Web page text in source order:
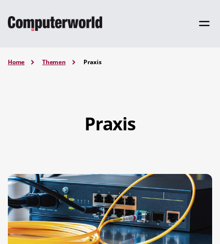
Home Themen Praxis
Praxis